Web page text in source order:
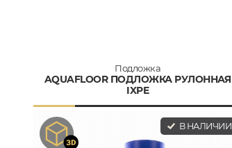
Подложка
AQUAFLOOR ПОДЛОЖКА РУЛОННАЯ
IXPE
В НАЛИЧИИ